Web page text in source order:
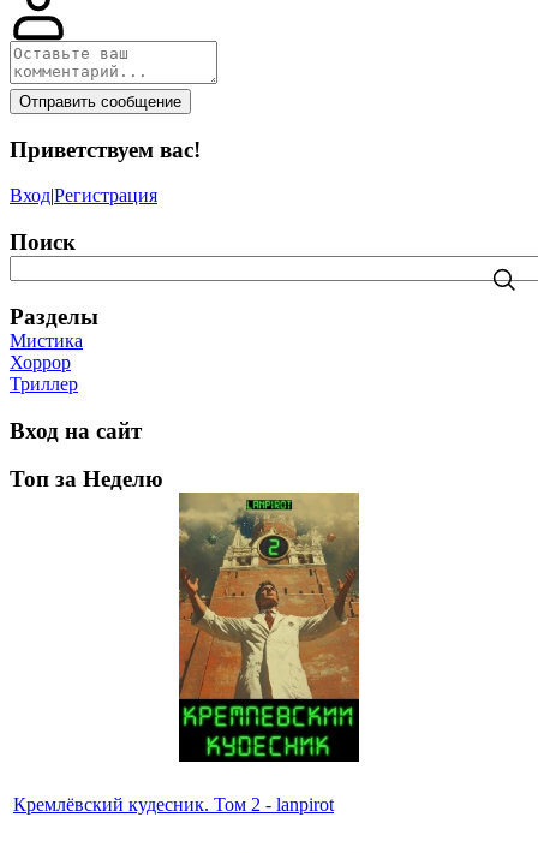
Отправить сообщение
Приветствуем вас!
Вход|Регистрация
Поиск
Разделы
Мистика
Хоррор
Триллер
Вход на сайт
Топ за Неделю
Кремлёвский кудесник. Том 2 - lanpirot